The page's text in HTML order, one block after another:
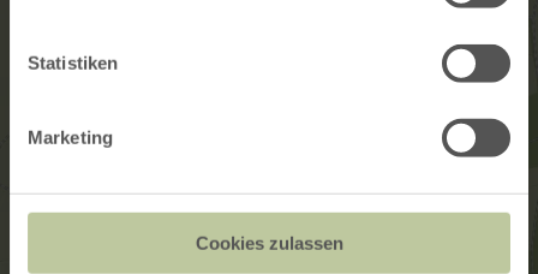
Statistiken
Marketing
Cookies zulassen